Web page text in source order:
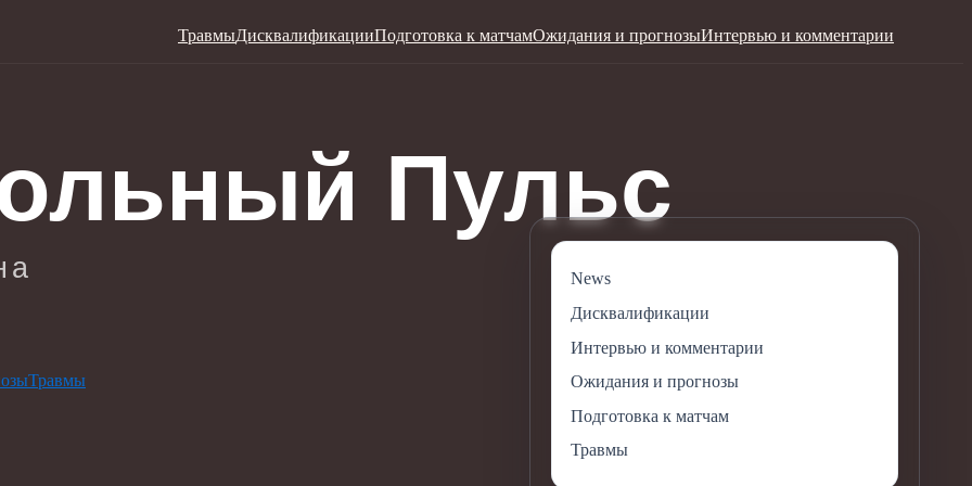
ТравмыДисквалификацииПодготовка к матчамОжидания и прогнозыИнтервью и комментарии
Травмы
News
Дисквалификации
Интервью и комментарии
Ожидания и прогнозы
Подготовка к матчам
Травмы